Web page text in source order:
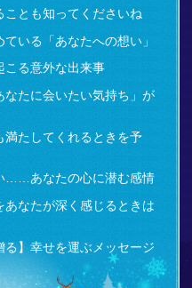
とも知ってくださいね
いる「あなたへの想い」
こる意外な出来事
たに会いたい気持ち」が
満たしてくれるときを予
……あなたの心に潜む感情
あなたが深く感じるときは
る】幸せを運ぶメッセージ